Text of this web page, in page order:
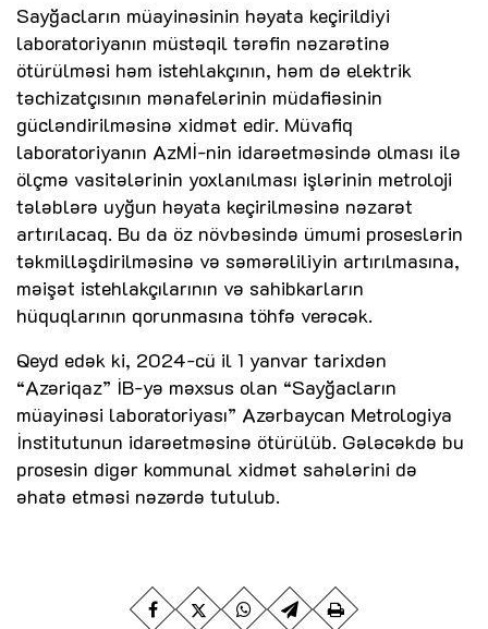
Sayğacların müayinəsinin həyata keçirildiyi
laboratoriyanın müstəqil tərəfin nəzarətinə
ötürülməsi həm istehlakçının, həm də elektrik
təchizatçısının mənafelərinin müdafiəsinin
gücləndirilməsinə xidmət edir. Müvafiq
laboratoriyanın AzMİ-nin idarəetməsində olması ilə
ölçmə vasitələrinin yoxlanılması işlərinin metroloji
tələblərə uyğun həyata keçirilməsinə nəzarət
artırılacaq. Bu da öz növbəsində ümumi proseslərin
təkmilləşdirilməsinə və səmərəliliyin artırılmasına,
məişət istehlakçılarının və sahibkarların
hüquqlarının qorunmasına töhfə verəcək.
Qeyd edək ki, 2024-cü il 1 yanvar tarixdən
“Azəriqaz” İB-yə məxsus olan “Sayğacların
müayinəsi laboratoriyası” Azərbaycan Metrologiya
İnstitutunun idarəetməsinə ötürülüb. Gələcəkdə bu
prosesin digər kommunal xidmət sahələrini də
əhatə etməsi nəzərdə tutulub.